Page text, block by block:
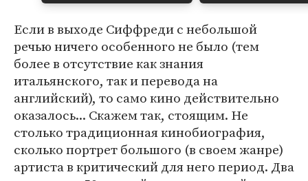
Если в выходе Сиффреди с небольшой
речью ничего особенного не было (тем
более в отсутствие как знания
итальянского, так и перевода на
английский), то само кино действительно
оказалось... Скажем так, стоящим. Не
столько традиционная кинобиография,
сколько портрет большого (в своем жанре)
артиста в критический для него период. Два